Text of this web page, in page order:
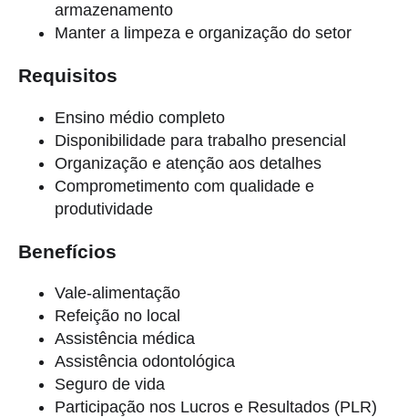
armazenamento
Manter a limpeza e organização do setor
Requisitos
Ensino médio completo
Disponibilidade para trabalho presencial
Organização e atenção aos detalhes
Comprometimento com qualidade e
produtividade
Benefícios
Vale-alimentação
Refeição no local
Assistência médica
Assistência odontológica
Seguro de vida
Participação nos Lucros e Resultados (PLR)